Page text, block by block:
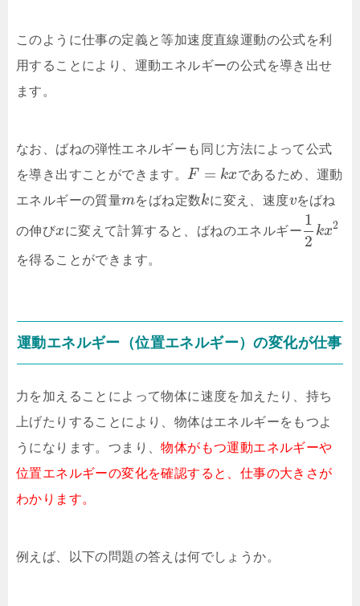
このように仕事の定義と等加速度直線運動の公式を利
用することにより、運動エネルギーの公式を導き出せ
ます。
なお、ばねの弾性エネルギーも同じ方法によって公式
を導き出すことができます。 F = kxであるため、運動
エネルギーの質量mをばね定数kに変え、速度vをばね
の伸びxに変えて計算すると、ばねのエネルギー
1
2
kx2
を得ることができます。
運動エネルギー（位置エネルギー）の変化が仕事
力を加えることによって物体に速度を加えたり、持ち
上げたりすることにより、物体はエネルギーをもつよ
うになります。つまり、物体がもつ運動エネルギーや
位置エネルギーの変化を確認すると、仕事の大きさが
わかります。
例えば、以下の問題の答えは何でしょうか。